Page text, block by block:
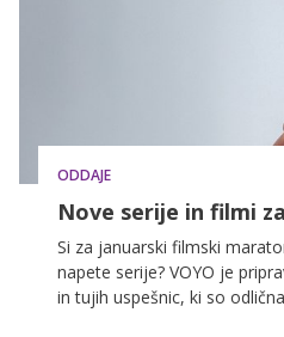
ODDAJE
Nove serije in filmi
Si za januarski filmski
napete serije? VOYO je
in tujih uspešnic, ki so